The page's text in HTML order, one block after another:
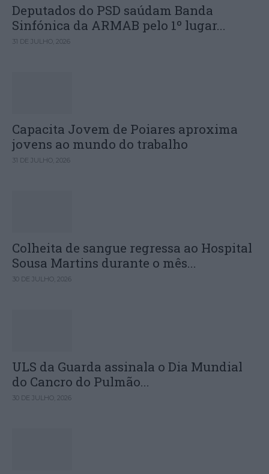
Deputados do PSD saúdam Banda
Sinfónica da ARMAB pelo 1º lugar...
31 DE JULHO, 2026
Capacita Jovem de Poiares aproxima
jovens ao mundo do trabalho
31 DE JULHO, 2026
Colheita de sangue regressa ao Hospital
Sousa Martins durante o mês...
30 DE JULHO, 2026
ULS da Guarda assinala o Dia Mundial
do Cancro do Pulmão...
30 DE JULHO, 2026